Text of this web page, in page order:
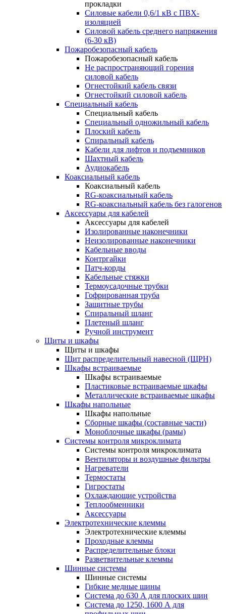
прокладки
Силовые кабели 0,6/1 кВ с ПВХ-
изоляцией
Силовой кабель среднего напряжения
(6-30 кВ)
Пожаробезопасный кабель
Пожаробезопасный кабель
Не распространяющий горения
силовой кабель
Огнестойкий кабель связи
Огнестойкий силовой кабель
Специальный кабель
Специальный кабель
Специальный одножильный кабель
Плоский кабель
Спиральный кабель
Кабели для лифтов и подъемников
Шахтный кабель
Аудиокабель
Коаксиальный кабель
Коаксиальный кабель
RG-коаксиальный кабель
RG-коаксиальный кабель без галогенов
Аксессуары для кабелей
Аксессуары для кабелей
Изолированные наконечники
Неизолированные наконечники
Кабельные вводы
Контргайки
Патч-корды
Кабельные стяжки
Термоусадочные трубки
Гофрированная труба
Защитные трубы
Спиральный шланг
Плетеный шланг
Ручной инструмент
Щиты и шкафы
Щиты и шкафы
Щит распределительный навесной (ЩРН)
Шкафы встраиваемые
Шкафы встраиваемые
Пластиковые встраиваемые шкафы
Металлические встраиваемые шкафы
Шкафы напольные
Шкафы напольные
Сборные шкафы (составные части)
Моноблочные шкафы (рамы)
Системы контроля микроклимата
Системы контроля микроклимата
Вентиляторы и воздушные фильтры
Нагреватели
Термостаты
Гигростаты
Охлаждающие устройства
Теплообменники
Аксессуары
Электротехнические клеммы
Электротехнические клеммы
Проходные клеммы
Распределительные блоки
Разветвительные клеммы
Шинные системы
Шинные системы
Гибкие медные шины
Система до 630 А для плоских шин
Система до 1250, 1600 А для